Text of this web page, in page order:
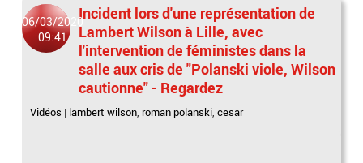
06/03/2020
09:41
Incident lors d'une représentation de
Lambert Wilson à Lille, avec
l'intervention de féministes dans la
salle aux cris de "Polanski viole, Wilson
cautionne" - Regardez
Vidéos | lambert wilson, roman polanski,cesar